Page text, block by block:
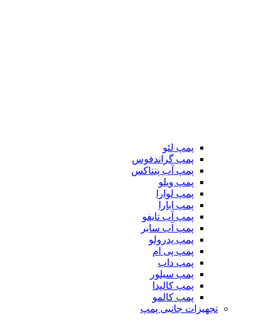
پمپ لئو
پمپ گراندفوس
پمپ آب پنتاکس
پمپ ویلو
پمپ لوارا
پمپ ابارا
پمپ آب تایفو
پمپ آب سایر
پمپ پدرولو
پمپ پی ام
پمپ داب
پمپ سیلور
پمپ کالپدا
پمپ کالمو
تجهیزات جانبی پمپ